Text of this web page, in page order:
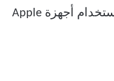
إعداد لقطات متعددة الزوايا باستخدام أجهزة Apple